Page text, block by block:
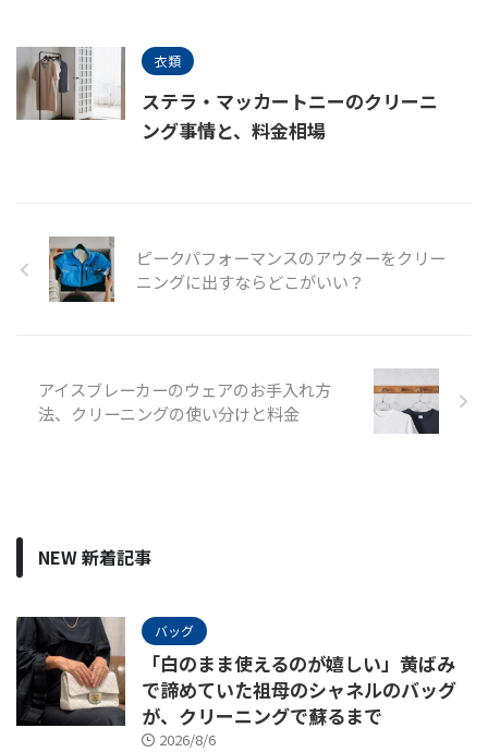
衣類
ステラ・マッカートニーのクリーニ
ング事情と、料金相場
ピークパフォーマンスのアウターをクリー
ニングに出すならどこがいい？
アイスブレーカーのウェアのお手入れ方
法、クリーニングの使い分けと料金
NEW 新着記事
バッグ
「白のまま使えるのが嬉しい」黄ばみ
で諦めていた祖母のシャネルのバッグ
が、クリーニングで蘇るまで
2026/8/6